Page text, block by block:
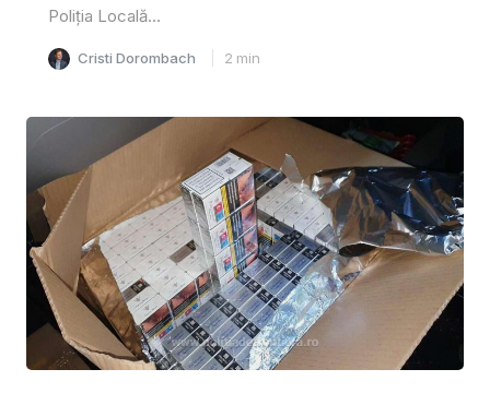
Poliția Locală...
Cristi Dorombach 2 min